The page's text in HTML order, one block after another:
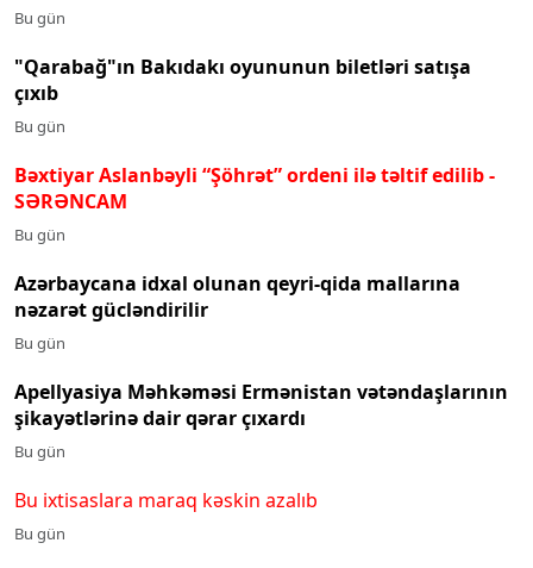
Bu gün
"Qarabağ"ın Bakıdakı oyununun biletləri satışa
çıxıb
Bu gün
Bəxtiyar Aslanbəyli “Şöhrət” ordeni ilə təltif edilib-
SƏRƏNCAM
Bu gün
Azərbaycana idxal olunan qeyri-qida mallarına
nəzarət gücləndirilir
Bu gün
Apellyasiya Məhkəməsi Ermənistan vətəndaşlarının
şikayətlərinə dair qərar çıxardı
Bu gün
Bu ixtisaslara maraq kəskin azalıb
Bu gün